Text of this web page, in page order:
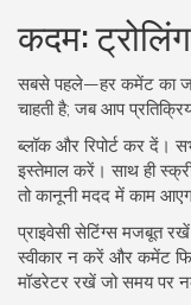
कदम:
सबसे पहले—हर कमेंट का
चाहती है; जब आप
ब्लॉक और रिपोर्ट कर दें।
इस्तेमाल करें। साथ ही
तो कानूनी मदद में काम
प्राइवेसी सेटिंग्स मजबूत
स्वीकार न करें और कमेंट
मॉडरेटर रखें जो समय पर